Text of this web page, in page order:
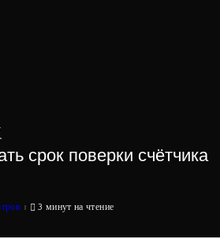
срок поверки счётчика
3 минут на чтение